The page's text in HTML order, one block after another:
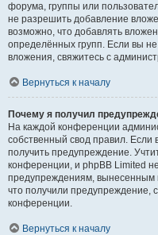
форума, группы или
не разрешить добавление
возможно, что добавлять
определённых групп. Если вы
вложения, свяжитесь с
Вернуться к началу
Почему я получил
На каждой конференции
собственный свод правил.
получить предупреждение.
конференции, и phpBB Limited
предупреждениям, вынесенным
что получили предупреждение,
конференции.
Вернуться к началу